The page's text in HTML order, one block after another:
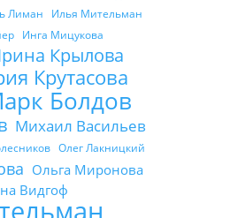
Лиман
Илья Мительман
Инга Мицукова
Крылова
Крутасова
Болдов
Михаил Васильев
Олег Лакницкий
Ольга Миронова
Видгоф